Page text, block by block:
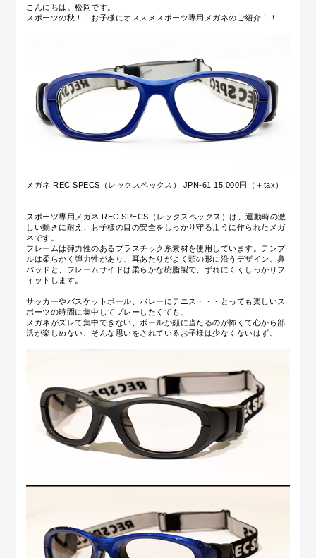
こんにちは。松岡です。
スポーツの秋！！お子様にオススメスポーツ専用メガネのご紹介！！
メガネ REC SPECS（レックスペックス） JPN-61 15,000円（＋tax）
スポーツ専用メガネ REC SPECS（レックスペックス）は、運動時の激
しい動きに耐え、お子様の目の安全をしっかり守るように作られたメガ
ネです。
フレームは弾力性のあるプラスチック系素材を使用しています。テンプ
ルは柔らかく弾力性があり、耳あたりがよく頭の形に沿うデザイン。鼻
パッドと、フレームサイドは柔らかな樹脂製で、ずれにくくしっかりフ
ィットします。
サッカーやバスケットボール、バレーにテニス・・・とっても楽しいス
ポーツの時間に集中してプレーしたくても、
メガネがズレて集中できない、ボールが顔に当たるのが怖くて心から部
活が楽しめない、そんな思いをされているお子様は少なくないはず。